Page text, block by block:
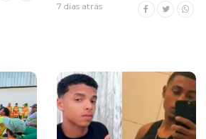
7 dias atrás